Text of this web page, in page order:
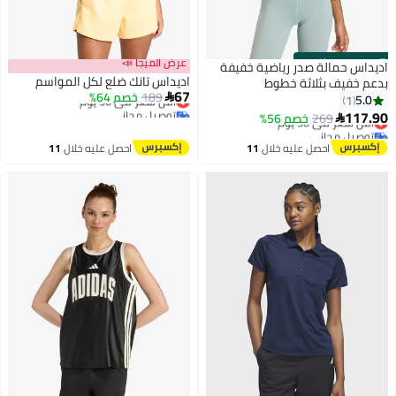
00m:00s
·باقي 9
اديداس حمالة صدر رياضية خفيفة
بدعم خفيف بثلاثة خطوط
5.0
1
117.90
269 خصم 56% أقل سعر في 30 يوم
توصيل مجاني
أقل سعر في 30 يوماحصل عليه خلال 11
3
عرض الميجا 📣
اديداس تانك ضلع لكل المواسم
67
189 خصم 64%
أقل سعر في 30 يوم
توصيل مجاني
أقل سعر في 30 يوم
احصل عليه خلال 11